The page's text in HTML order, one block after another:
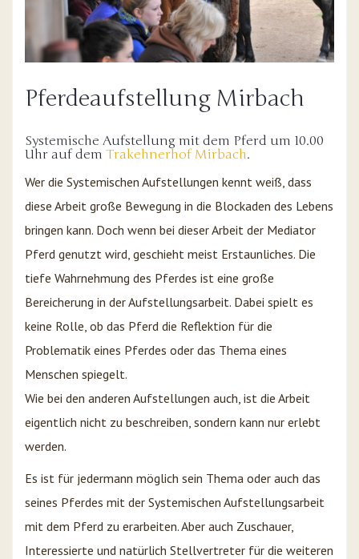
Pferdeaufstellung Mirbach
Systemische Aufstellung mit dem Pferd um 10.00
Uhr auf dem Trakehnerhof Mirbach.
Wer die Systemischen Aufstellungen kennt weiß, dass
diese Arbeit große Bewegung in die Blockaden des Lebens
bringen kann. Doch wenn bei dieser Arbeit der Mediator
Pferd genutzt wird, geschieht meist Erstaunliches. Die
tiefe Wahrnehmung des Pferdes ist eine große
Bereicherung in der Aufstellungsarbeit. Dabei spielt es
keine Rolle, ob das Pferd die Reflektion für die
Problematik eines Pferdes oder das Thema eines
Menschen spiegelt.
Wie bei den anderen Aufstellungen auch, ist die Arbeit
eigentlich nicht zu beschreiben, sondern kann nur erlebt
werden.
Es ist für jedermann möglich sein Thema oder auch das
seines Pferdes mit der Systemischen Aufstellungsarbeit
mit dem Pferd zu erarbeiten. Aber auch Zuschauer,
Interessierte und natürlich Stellvertreter für die weiteren